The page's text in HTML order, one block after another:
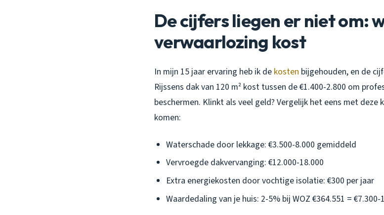
De cijfers liegen er niet om:
verwaarlozing kost
In mijn 15 jaar ervaring heb ik de kosten bijgehouden, en de
Rijssens dak van 120 m² kost tussen de €1.400-2.800 om
beschermen. Klinkt als veel geld? Vergelijk het eens met
komen:
Waterschade door lekkage: €3.500-8.000 gemiddeld
Vervroegde dakvervanging: €12.000-18.000
Extra energiekosten door vochtige isolatie: €300 per jaar
Waardedaling van je huis: 2-5% bij WOZ €364.551 = €7.300-